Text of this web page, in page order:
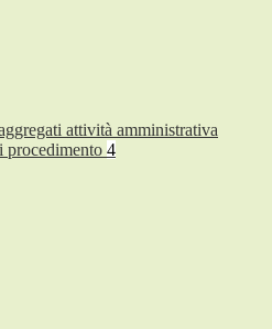
attività amministrativa
procedimento 4